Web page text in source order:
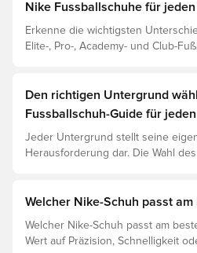
Nike Fussballschuhe für jeden
Erkenne die wichtigsten
Elite-, Pro-, Academy- und Club-
Den richtigen Untergrund
Fussballschuh-Guide für
Jeder Untergrund stellt seine
Herausforderung dar. Die Wahl
Langlebigkeit des Schuhs. Lies
verschiedenen Untergründe sind.
Welcher Nike-Schuh passt am
Welcher Nike-Schuh passt am
Wert auf Präzision, Schnelligkeit